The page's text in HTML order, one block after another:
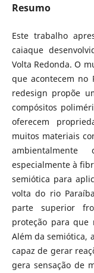
Resumo
Este trabalho
caiaque
Volta Redonda. O
que acontecem no
redesign propõe
compósitos
oferecem
muitos materiais
especialmente à
semiótica para
volta do rio
parte superior
proteção para que
Além da semiótica,
capaz de gerar
gera sensação de